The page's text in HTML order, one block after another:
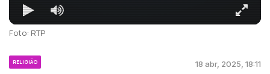
Foto: RTP
RELIGIÃO 18 abr, 2025, 18:11